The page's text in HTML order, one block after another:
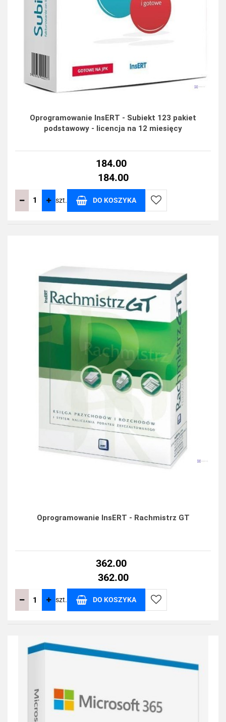
Oprogramowanie InsERT - Subiekt 123 pakiet
podstawowy - licencja na 12 miesięcy
184.00
184.00
szt. DO KOSZYKA
Do
Oprogramowanie InsERT - Rachmistrz GT
362.00
362.00
szt. DO KOSZYKA
Do